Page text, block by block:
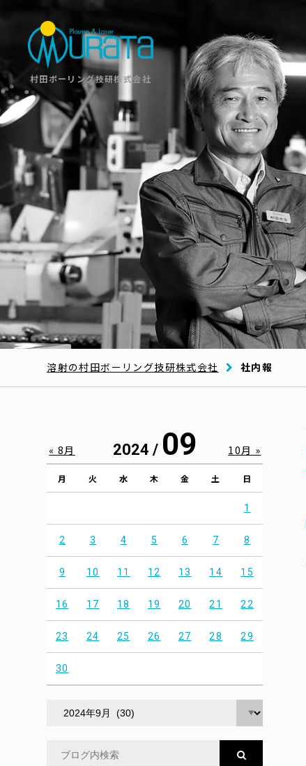
村田ボーリング技研株式会社
溶射の村田ボーリング技研株式会社 社内報
2024 / 09
月 火 水 木 金 土 日
1
2 3 4 5 6 7 8
9 10 11 12 13 14 15
16 17 18 19 20 21 22
23 24 25 26 27 28 29
30
« 8月 10月 »